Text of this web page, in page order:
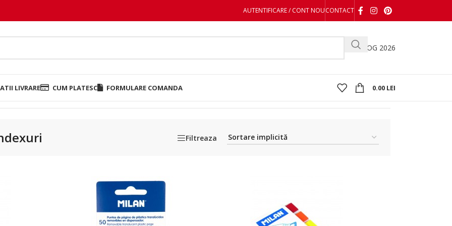
AUTENTIFICARE / CONT NOUCONTACT
CATALOG 2026
LIVRARE CUM PLATESC FORMULARE COMANDA 0.00 LEI
Afișez 1 - 32 din 38 de rezultate
Filtreaza